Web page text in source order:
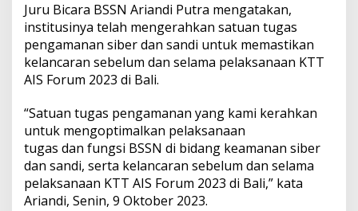
a
n
K
T
T
A
S
F
o
r
u
m
d
Juru Bicara BSSN Ariandi Putra mengatakan,
institusinya telah mengerahkan satuan tugas
pengamanan siber dan sandi untuk memastikan
kelancaran sebelum dan selama pelaksanaan KTT
AIS Forum 2023 di Bali.
“Satuan tugas pengamanan yang kami kerahkan
untuk mengoptimalkan pelaksanaan
tugas dan fungsi BSSN di bidang keamanan siber
dan sandi, serta kelancaran sebelum dan selama
pelaksanaan KTT AIS Forum 2023 di Bali,” kata
Ariandi, Senin, 9 Oktober 2023.